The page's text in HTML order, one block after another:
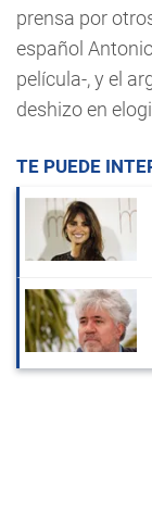
prensa por
español
película-, y el
deshizo en
TE PUEDE